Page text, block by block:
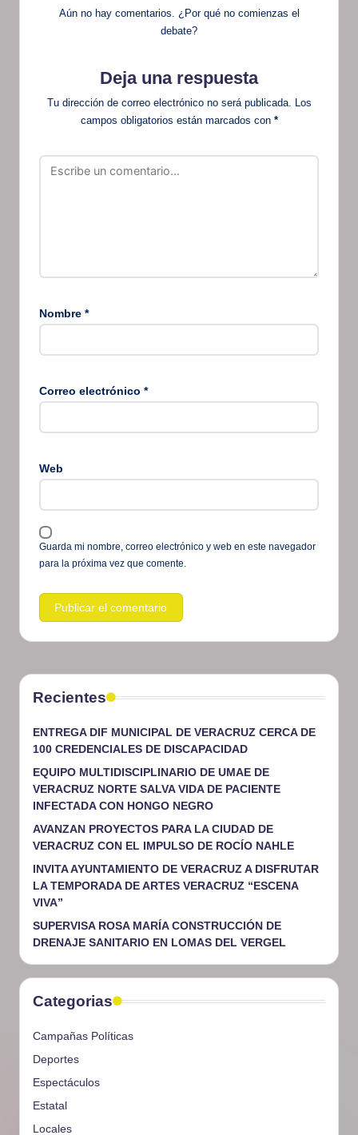
Aún no hay comentarios. ¿Por qué no comienzas el
debate?
Deja una respuesta
Tu dirección de correo electrónico no será publicada. Los
campos obligatorios están marcados con *
Nombre *
Correo electrónico *
Web
Guarda mi nombre, correo electrónico y web en este navegador
para la próxima vez que comente.
Recientes
ENTREGA DIF MUNICIPAL DE VERACRUZ CERCA DE
100 CREDENCIALES DE DISCAPACIDAD
EQUIPO MULTIDISCIPLINARIO DE UMAE DE
VERACRUZ NORTE SALVA VIDA DE PACIENTE
INFECTADA CON HONGO NEGRO
AVANZAN PROYECTOS PARA LA CIUDAD DE
VERACRUZ CON EL IMPULSO DE ROCÍO NAHLE
INVITA AYUNTAMIENTO DE VERACRUZ A DISFRUTAR
LA TEMPORADA DE ARTES VERACRUZ “ESCENA
VIVA”
SUPERVISA ROSA MARÍA CONSTRUCCIÓN DE
DRENAJE SANITARIO EN LOMAS DEL VERGEL
Categorias
Campañas Políticas
Deportes
Espectáculos
Estatal
Locales